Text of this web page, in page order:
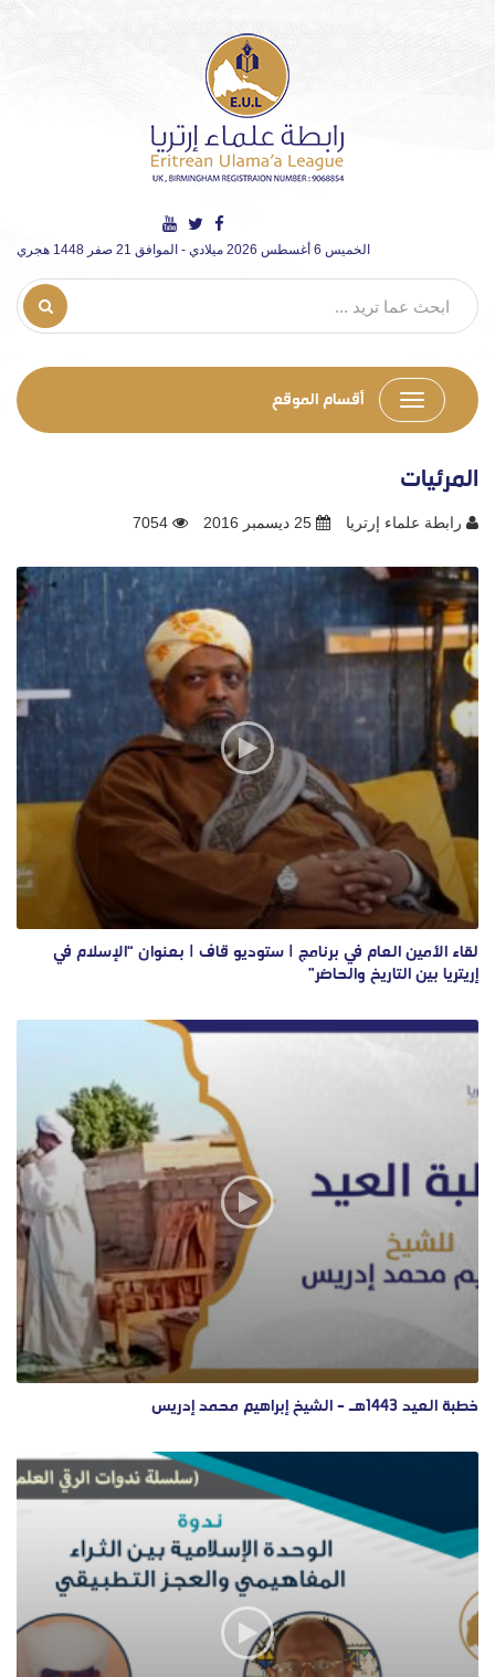
الخميس 6 أغسطس 2026 ميلادي - الموافق 21 صفر 1448 هجري
أقسام الموقع
المرئيات
رابطة علماء إرتريا
لقاء الأمين العام في برنامج | ستوديو قاف | بعنوان “الإسلام في
إريتريا بين التاريخ والحاضر”
خطبة العيد 1443هـ – الشيخ إبراهيم محمد إدريس